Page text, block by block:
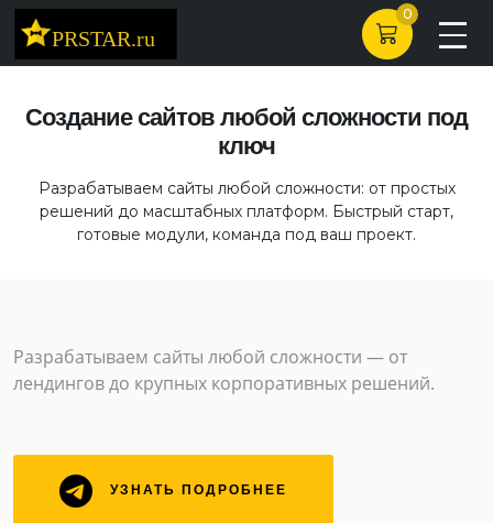
0
Создание сайтов любой сложности под
ключ
Разрабатываем сайты любой сложности: от простых
решений до масштабных платформ. Быстрый старт,
готовые модули, команда под ваш проект.
Разрабатываем сайты любой сложности — от
лендингов до крупных корпоративных решений.
УЗНАТЬ ПОДРОБНЕЕ